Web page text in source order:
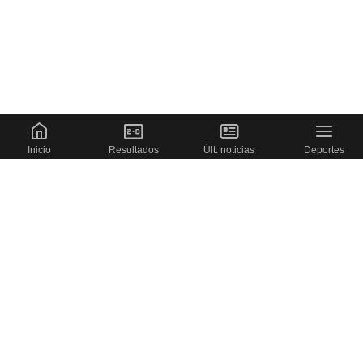
Inicio Resultados Últ. noticias Deportes